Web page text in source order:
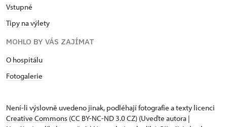
Vstupné
Tipy na výlety
MOHLO BY VÁS ZAJÍMAT
O hospitálu
Fotogalerie
Není-li výslovně uvedeno jinak, podléhají fotografie a texty licenci
Creative Commons (CC BY-NC-ND 3.0 CZ) (Uveďte autora |